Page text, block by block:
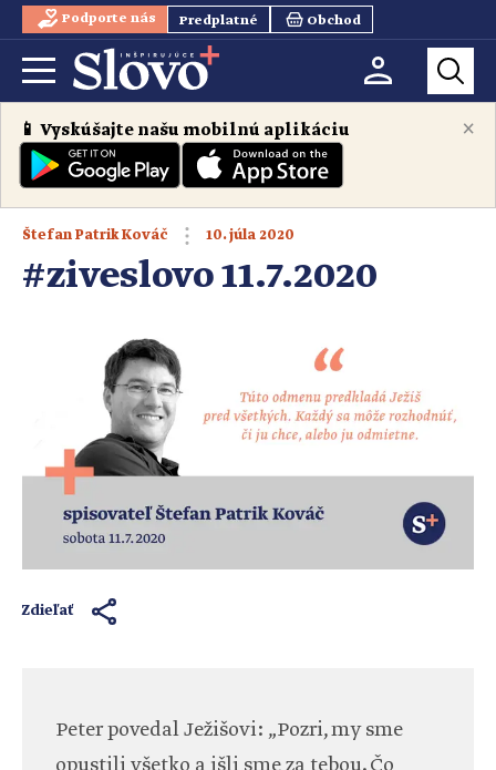
Podporte nás Predplatné Obchod
×
📱 Vyskúšajte našu mobilnú aplikáciu
Štefan Patrik Kováč 10. júla 2020
#ziveslovo 11.7.2020
Zdieľať
Peter povedal Ježišovi: „Pozri, my sme